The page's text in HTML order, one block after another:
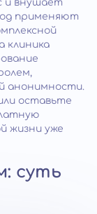
и внушает
применяют
клиника
анонимности.
оставьте
жизни уже
суть